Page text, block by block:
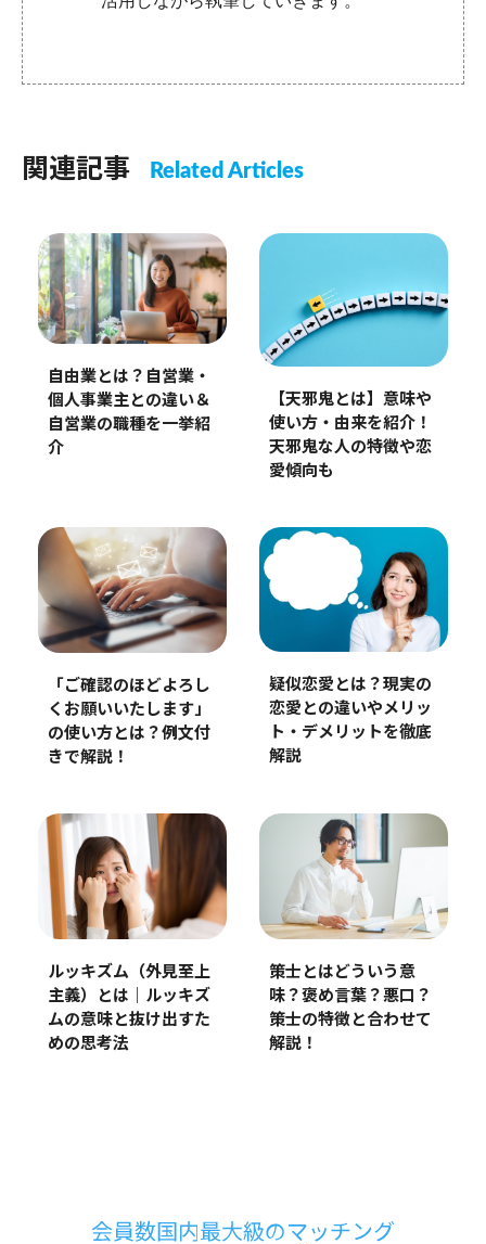
関連記事 Related Articles
自由業とは？自営業・
個人事業主との違い＆
自営業の職種を一挙紹
介
【天邪鬼とは】意味や
使い方・由来を紹介！
天邪鬼な人の特徴や恋
愛傾向も
「ご確認のほどよろし
くお願いいたします」
の使い方とは？例文付
きで解説！
疑似恋愛とは？現実の
恋愛との違いやメリッ
ト・デメリットを徹底
解説
ルッキズム（外見至上
主義）とは｜ルッキズ
ムの意味と抜け出すた
めの思考法
策士とはどういう意
味？褒め言葉？悪口？
策士の特徴と合わせて
解説！